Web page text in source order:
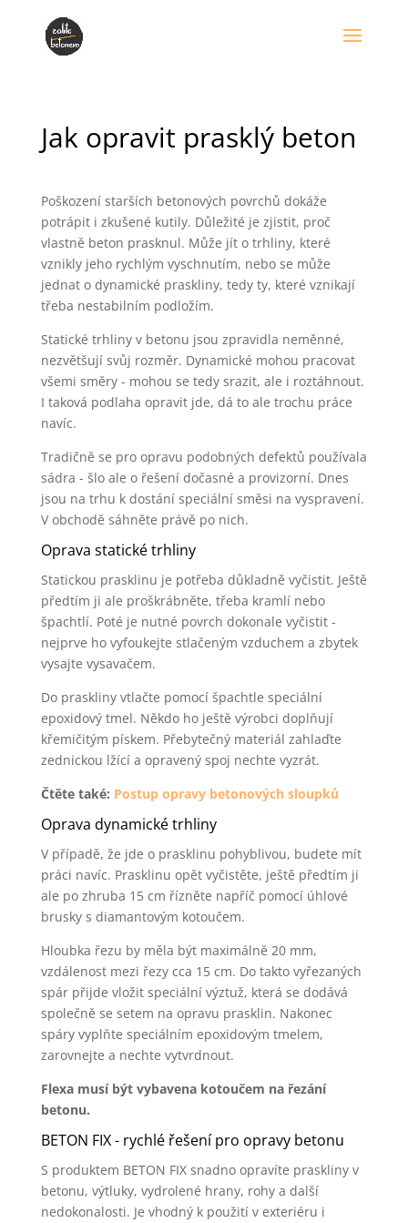
Jak opravit prasklý beton
Poškození starších betonových povrchů dokáže
potrápit i zkušené kutily. Důležité je zjistit, proč
vlastně beton prasknul. Může jít o trhliny, které
vznikly jeho rychlým vyschnutím, nebo se může
jednat o dynamické praskliny, tedy ty, které vznikají
třeba nestabilním podložím.
Statické trhliny v betonu jsou zpravidla neměnné,
nezvětšují svůj rozměr. Dynamické mohou pracovat
všemi směry - mohou se tedy srazit, ale i roztáhnout.
I taková podlaha opravit jde, dá to ale trochu práce
navíc.
Tradičně se pro opravu podobných defektů používala
sádra - šlo ale o řešení dočasné a provizorní. Dnes
jsou na trhu k dostání speciální směsi na vyspravení.
V obchodě sáhněte právě po nich.
Oprava statické trhliny
Statickou prasklinu je potřeba důkladně vyčistit. Ještě
předtím ji ale proškrábněte, třeba kramlí nebo
špachtlí. Poté je nutné povrch dokonale vyčistit -
nejprve ho vyfoukejte stlačeným vzduchem a zbytek
vysajte vysavačem.
Do praskliny vtlačte pomocí špachtle speciální
epoxidový tmel. Někdo ho ještě výrobci doplňují
křemičitým pískem. Přebytečný materiál zahlaďte
zednickou lžící a opravený spoj nechte vyzrát.
Čtěte také: Postup opravy betonových sloupků
Oprava dynamické trhliny
V případě, že jde o prasklinu pohyblivou, budete mít
práci navíc. Prasklinu opět vyčistěte, ještě předtím ji
ale po zhruba 15 cm řízněte napříč pomocí úhlové
brusky s diamantovým kotoučem.
Hloubka řezu by měla být maximálně 20 mm,
vzdálenost mezi řezy cca 15 cm. Do takto vyřezaných
spár přijde vložit speciální výztuž, která se dodává
společně se setem na opravu prasklin. Nakonec
spáry vyplňte speciálním epoxidovým tmelem,
zarovnejte a nechte vytvrdnout.
Flexa musí být vybavena kotoučem na řezání
betonu.
BETON FIX - rychlé řešení pro opravy betonu
S produktem BETON FIX snadno opravíte praskliny v
betonu, výtluky, vydrolené hrany, rohy a další
nedokonalosti. Je vhodný k použití v exteriéru i